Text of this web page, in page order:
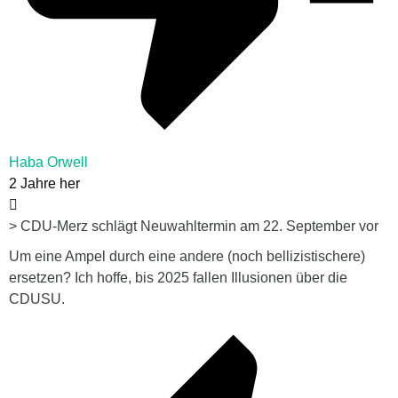
Haba Orwell
2 Jahre her
> CDU-Merz schlägt Neuwahltermin am 22. September vor
Um eine Ampel durch eine andere (noch bellizistischere)
ersetzen? Ich hoffe, bis 2025 fallen Illusionen über die
CDUSU.